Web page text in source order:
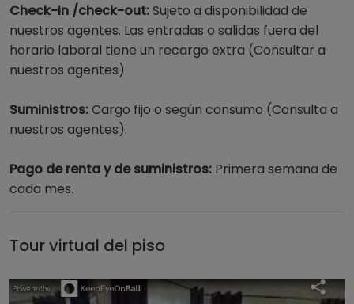
Check-in /check-out:Sujeto a disponibilidad de
nuestros agentes. Las entradas o salidas fuera del
horario laboral tiene un recargo extra (Consultar a
nuestros agentes).
Suministros:Cargo fijo o según consumo (Consulta a
nuestros agentes).
Pago de renta y de suministros: Primera semana de
cada mes.
Tour virtual del piso